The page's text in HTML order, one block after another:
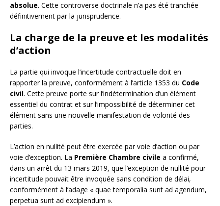
absolue. Cette controverse doctrinale n’a pas été tranchée
définitivement par la jurisprudence.
La charge de la preuve et les modalités
d’action
La partie qui invoque l’incertitude contractuelle doit en
rapporter la preuve, conformément à l’article 1353 du Code
civil. Cette preuve porte sur l’indétermination d’un élément
essentiel du contrat et sur l’impossibilité de déterminer cet
élément sans une nouvelle manifestation de volonté des
parties.
L’action en nullité peut être exercée par voie d’action ou par
voie d’exception. La Première Chambre civile a confirmé,
dans un arrêt du 13 mars 2019, que l’exception de nullité pour
incertitude pouvait être invoquée sans condition de délai,
conformément à l’adage « quae temporalia sunt ad agendum,
perpetua sunt ad excipiendum ».